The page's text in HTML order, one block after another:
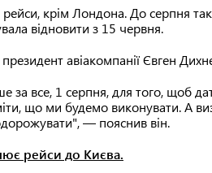
крім Лондона. До серпня
відновити з 15 червня.
авіакомпанії Євген
за все, 1 серпня, для того, щоб
що ми будемо виконувати. А
— пояснив він.
рейси до Києва.